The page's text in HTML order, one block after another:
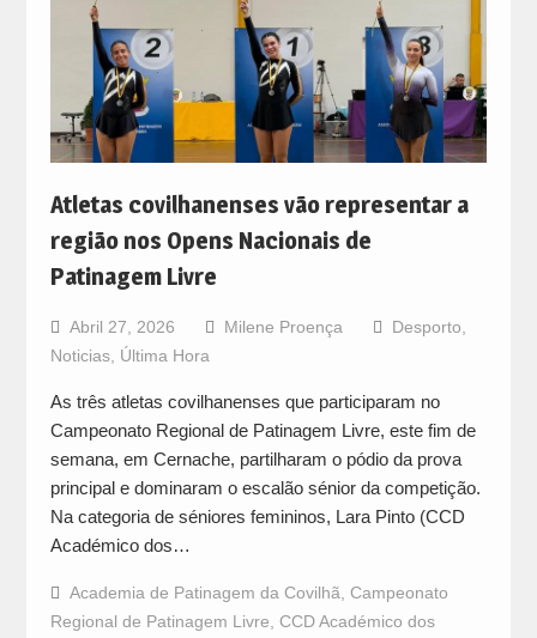
Atletas covilhanenses vão representar a
região nos Opens Nacionais de
Patinagem Livre
Abril 27, 2026 Milene Proença Desporto
Noticias, Última Hora
As três atletas covilhanenses que participaram no
Campeonato Regional de Patinagem Livre, este fim de
semana, em Cernache, partilharam o pódio da prova
principal e dominaram o escalão sénior da competição.
Na categoria de séniores femininos, Lara Pinto (CCD
Académico dos…
Academia de Patinagem da Covilhã Campeonato
Regional de Patinagem Livre CCD Académico dos